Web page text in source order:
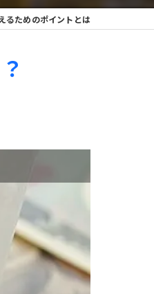
るためのポイントとは